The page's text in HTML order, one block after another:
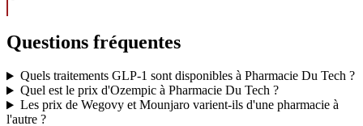
Questions fréquentes
Quels traitements GLP-1 sont disponibles à Pharmacie Du Tech ?
Quel est le prix d'Ozempic à Pharmacie Du Tech ?
Les prix de Wegovy et Mounjaro varient-ils d'une pharmacie à
l'autre ?